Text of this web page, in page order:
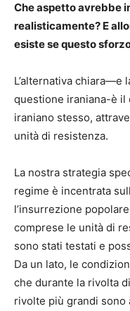
Che aspetto avrebbe
realisticamente? E
esiste se questo
L’alternativa chiara—e
questione iraniana-è il
iraniano stesso,
unità di resistenza.
La nostra strategia
regime è incentrata
l’insurrezione
comprese le unità di
sono stati testati e
Da un lato, le
che durante la rivolta
rivolte più grandi sono